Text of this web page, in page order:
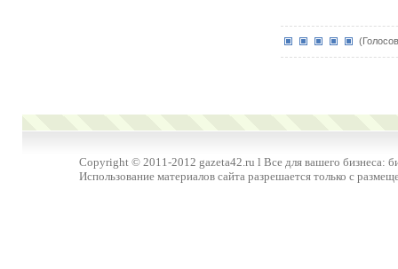
Copyright © 2011-2012 gazeta42.ru l Все для вашего бизнеса:
Использование материалов сайта разрешается только с